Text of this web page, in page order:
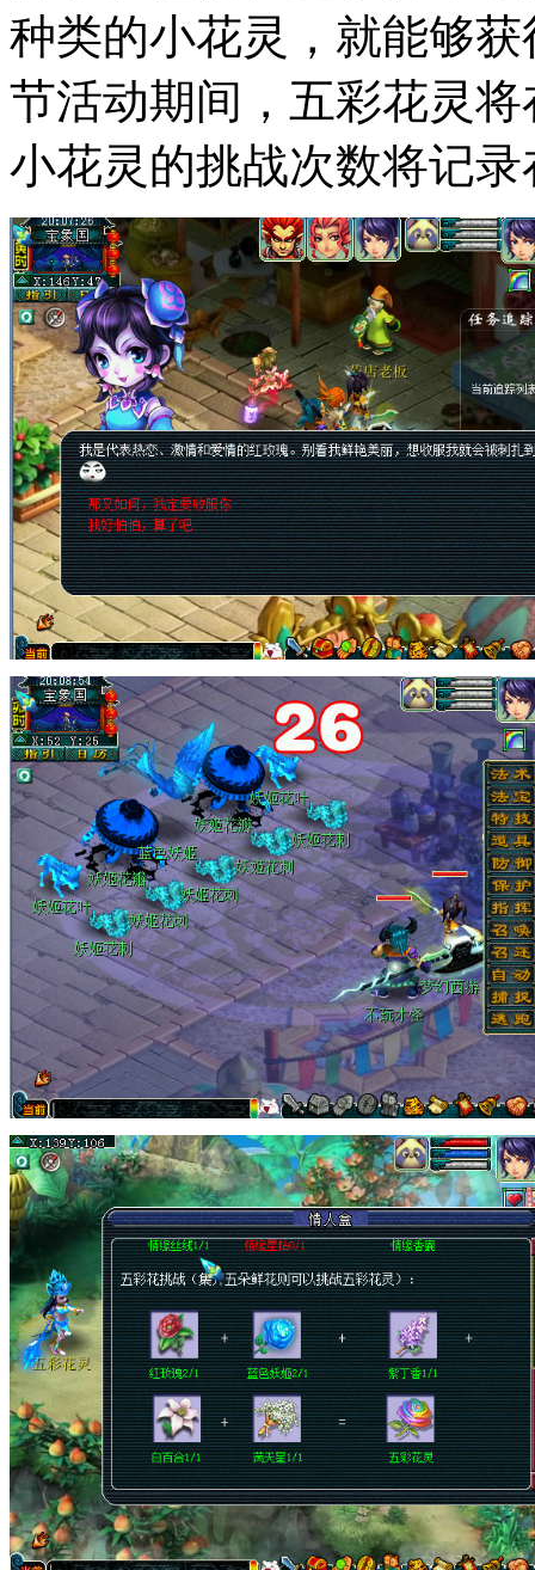
种类的小花灵，就能够
节活动期间，五彩花灵
小花灵的挑战次数将记